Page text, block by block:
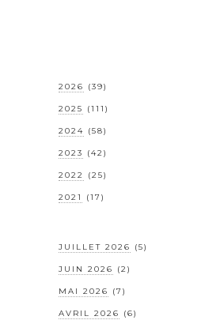
2026 (39)
2025 (111)
2024 (58)
2023 (42)
2022 (25)
2021 (17)
JUILLET 2026 (5)
JUIN 2026 (2)
MAI 2026 (7)
AVRIL 2026 (6)